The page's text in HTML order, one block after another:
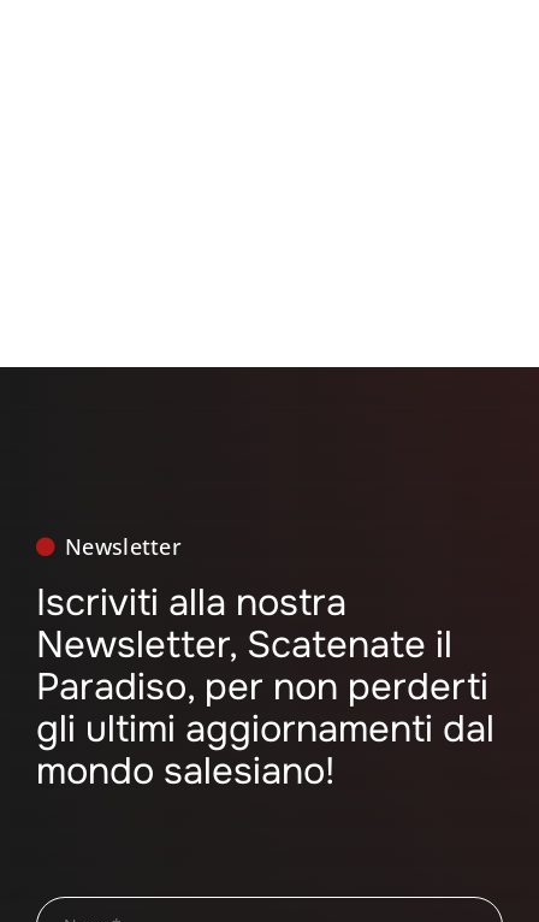
Newsletter
Iscriviti alla nostra
Newsletter, Scatenate il
Paradiso, per non perderti
gli ultimi aggiornamenti dal
mondo salesiano!